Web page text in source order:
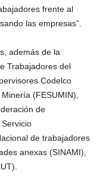
frente al
las empresas”.
además de la
Trabajadores del
Codelco
(FESUMIN),
de
de trabajadores
anexas (SINAMI),